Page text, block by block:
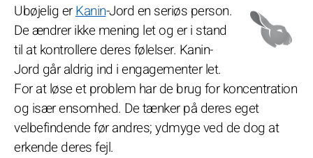
Ubøjelig erKanin-Jord en seriøs person.
De ændrer ikke mening let og er i stand
til at kontrollere deres følelser. Kanin-
Jord går aldrig ind i engagementer let.
For at løse et problem har de brug for koncentration
og især ensomhed. De tænker på deres eget
velbefindende før andres; ydmyge ved de dog at
erkende deres fejl.